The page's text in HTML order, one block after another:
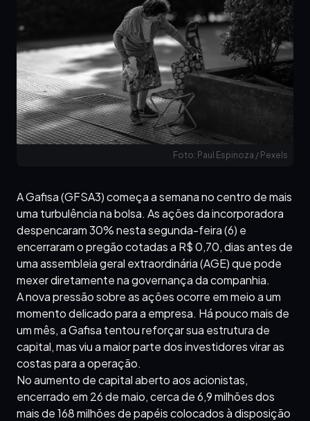
Foto: Paul Espinoza / Pexels
A Gafisa (GFSA3) começa a semana no centro de mais
uma turbulência na bolsa. As ações da incorporadora
despencaram 30% nesta segunda-feira (6) e
encerraram o pregão cotadas a R$ 0,70, dias antes de
uma assembleia geral extraordinária (AGE) que pode
mexer diretamente na governança da companhia.
A nova pressão sobre as ações ocorre em meio a um
momento delicado para a empresa. Há pouco mais de
um mês, a Gafisa tentou reforçar sua estrutura de
capital, mas viu a maior parte dos investidores virar as
costas para a operação.
No aumento de capital aberto aos acionistas,
encerrado em 26 de maio, cerca de 6,9 milhões dos
mais de 168 milhões de papéis colocados à disposição